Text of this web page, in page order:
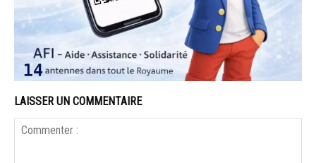
LAISSER UN COMMENTAIRE